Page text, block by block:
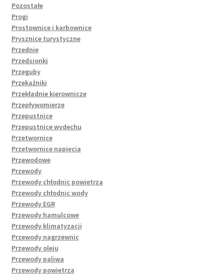
Pozostałe
Progi
Prostownice i karbownice
Prysznice turystyczne
Przednie
Przedsionki
Przeguby
Przekaźniki
Przekładnie kierownicze
Przepływomierze
Przepustnice
Przepustnice wydechu
Przetwornice
Przetwornice napięcia
Przewodowe
Przewody
Przewody chłodnic powietrza
Przewody chłodnic wody
Przewody EGR
Przewody hamulcowe
Przewody klimatyzacji
Przewody nagrzewnic
Przewody oleju
Przewody paliwa
Przewody powietrza